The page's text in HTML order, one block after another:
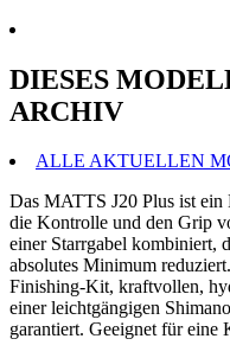
DIESES
ARCHIV
ALLE AKTUELLEN
Das MATTS J20 Plus ist
die Kontrolle und den Grip
einer Starrgabel kombiniert,
absolutes Minimum
Finishing-Kit, kraftvollen,
einer leichtgängigen
garantiert. Geeignet für eine